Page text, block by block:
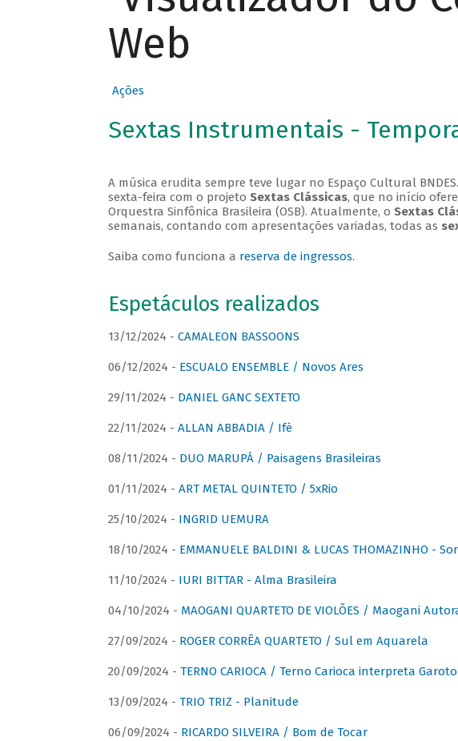
Web
Ações
Sextas Instrumentais -
A música erudita sempre teve lugar no Espaço Cultural
sexta-feira com o projeto Sextas Clássicas, que no início
Orquestra Sinfônica Brasileira (OSB). Atualmente, o Sextas
semanais, contando com apresentações variadas, todas as
Saiba como funciona a reserva de ingressos.
Espetáculos realizados
13/12/2024 - CAMALEON BASSOONS
06/12/2024 - ESCUALO ENSEMBLE / Novos Ares
29/11/2024 - DANIEL GANC SEXTETO
22/11/2024 - ALLAN ABBADIA / Ifè
08/11/2024 - DUO MARUPÁ / Paisagens Brasileiras
01/11/2024 - ART METAL QUINTETO / 5xRio
25/10/2024 - INGRID UEMURA
18/10/2024 - EMMANUELE BALDINI & LUCAS THOMAZINHO -
11/10/2024 - IURI BITTAR - Alma Brasileira
04/10/2024 - MAOGANI QUARTETO DE VIOLÕES / Maogani
27/09/2024 - ROGER CORRÊA QUARTETO / Sul em Aquarela
20/09/2024 - TERNO CARIOCA / Terno Carioca interpreta Garoto
13/09/2024 - TRIO TRIZ - Planitude
06/09/2024 - RICARDO SILVEIRA / Bom de Tocar